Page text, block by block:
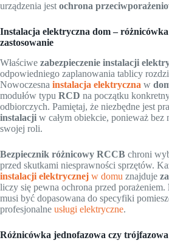
urządzenia jest ochrona
Instalacja elektryczna dom –
zastosowanie
Właściwe zabezpieczenie instalacji
odpowiedniego zaplanowania tablicy
Nowoczesna instalacja elektryczna w
modułów typu RCD na początku
odbiorczych. Pamiętaj, że niezbędne jest
instalacji w całym obiekcie, ponieważ bez
swojej roli.
Bezpiecznik różnicowy RCCB chroni
przed skutkami niesprawności sprzętów.
instalacji elektrycznej w domu znajduje
liczy się pewna ochrona przed porażeniem.
musi być dopasowana do specyfiki
profesjonalne usługi elektryczne.
Różnicówka jednofazowa czy